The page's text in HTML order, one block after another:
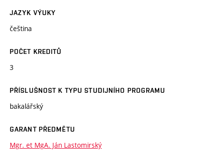
JAZYK VÝUKY
čeština
POČET KREDITŮ
3
PŘÍSLUŠNOST K TYPU STUDIJNÍHO PROGRAMU
bakalářský
GARANT PŘEDMĚTU
Mgr. et MgA. Ján Lastomirský